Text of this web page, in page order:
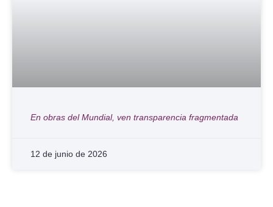
En obras del Mundial, ven transparencia fragmentada
12 de junio de 2026